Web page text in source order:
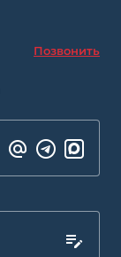
Позвонить